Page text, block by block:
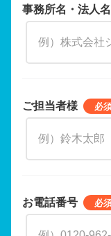
事務所名・法人名
ご担当者様
お電話番号